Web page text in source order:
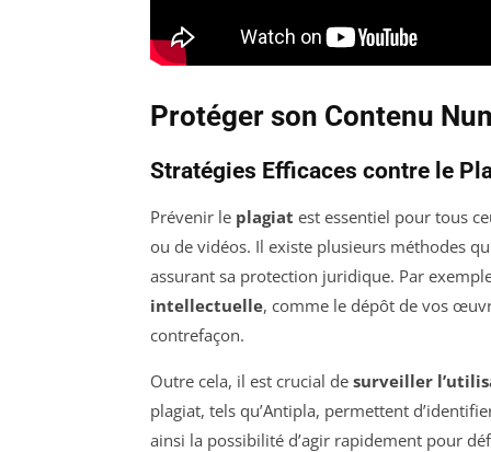
Protéger son Contenu
Stratégies Efficaces contre le
Prévenir le plagiat est essentiel pour tous
ou de vidéos. Il existe plusieurs méthodes
assurant sa protection juridique. Par
intellectuelle, comme le dépôt de vos
contrefaçon.
Outre cela, il est crucial de surveiller
plagiat, tels qu’Antipla, permettent
ainsi la possibilité d’agir rapidement pour